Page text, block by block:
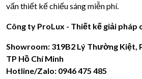
vấn thiết kế chiếu sáng miễn phí.
Công ty ProLux - Thiết kế giải pháp
Showroom: 319B2 Lý Thường Kiệt,
TP Hồ Chí Minh
Hotline/Zalo: 0946 475 485